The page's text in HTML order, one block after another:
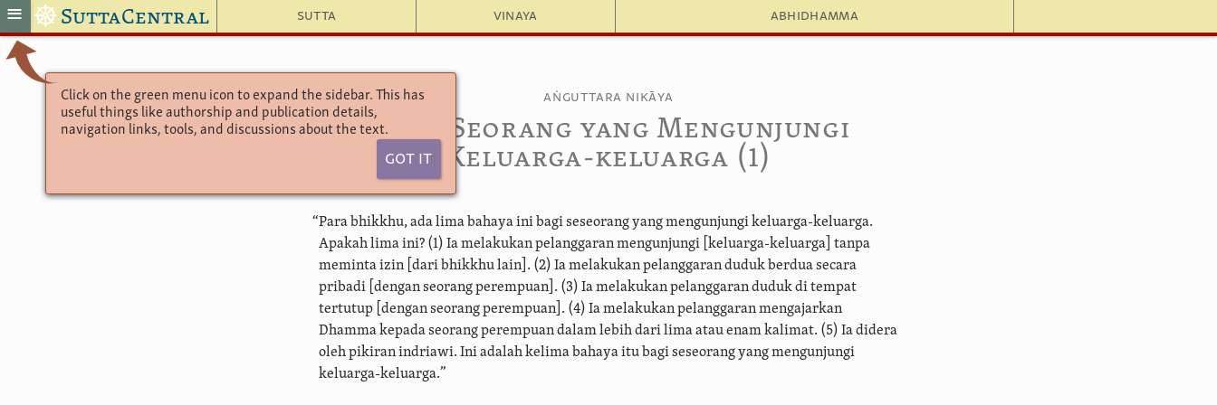
Sutta Vinaya Abhidhamma
≡ ☸ SuttaCentral
Click on the green menu icon to expand the sidebar. This has
useful things like authorship and publication details,
navigation links, tools, and discussions about the text.
Got It
Aṅguttara Nikāya
5.225. Seorang yang Mengunjungi
Keluarga-keluarga (1)
“Para bhikkhu, ada lima bahaya ini bagi seseorang yang mengunjungi keluarga-keluarga.
Apakah lima ini? (1) Ia melakukan pelanggaran mengunjungi [keluarga-keluarga] tanpa
meminta izin [dari bhikkhu lain]. (2) Ia melakukan pelanggaran duduk berdua secara
pribadi [dengan seorang perempuan]. (3) Ia melakukan pelanggaran duduk di tempat
tertutup [dengan seorang perempuan]. (4) Ia melakukan pelanggaran mengajarkan
Dhamma kepada seorang perempuan dalam lebih dari lima atau enam kalimat. (5) Ia didera
oleh pikiran indriawi. Ini adalah kelima bahaya itu bagi seseorang yang mengunjungi
keluarga-keluarga.”